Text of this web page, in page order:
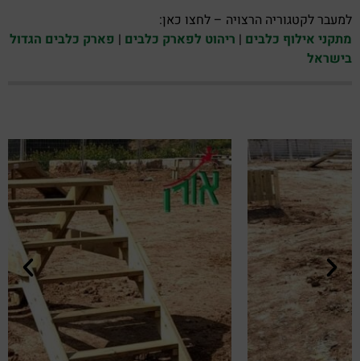
למעבר לקטגוריה הרצויה – לחצו כאן:
מתקני אילוף כלבים | ריהוט לפארק כלבים | פארק כלבים הגדול
בישראל